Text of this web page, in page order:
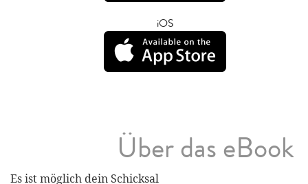
iOS
Über das eBook
Es ist möglich dein Schicksal